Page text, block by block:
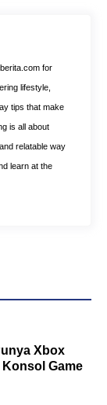
for
lifestyle,
tips that make
is all about
relatable way
learn at the
Xbox
Konsol Game